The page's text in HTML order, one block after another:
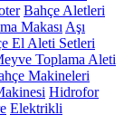
Bahçe Aletleri
Makası Aşı
El Aleti Setleri
Toplama Aleti
Makineleri
Hidrofor
Elektrikli